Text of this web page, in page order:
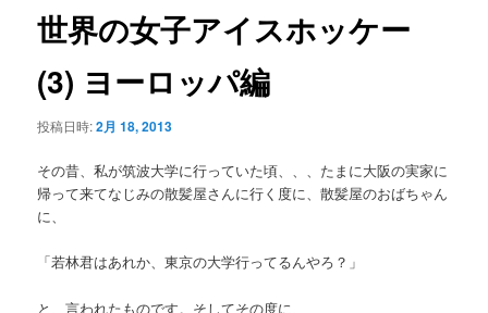
ゲ
ー
ョ
ン
世界の女子アイスホッケー
(3) ヨーロッパ編
投稿日時:2月 18, 2013
その昔、私が筑波大学に行っていた頃、、、たまに大阪の実家に
帰って来てなじみの散髪屋さんに行く度に、散髪屋のおばちゃん
に、
「若林君はあれか、東京の大学行ってるんやろ？」
と、言われたものです。そしてその度に、